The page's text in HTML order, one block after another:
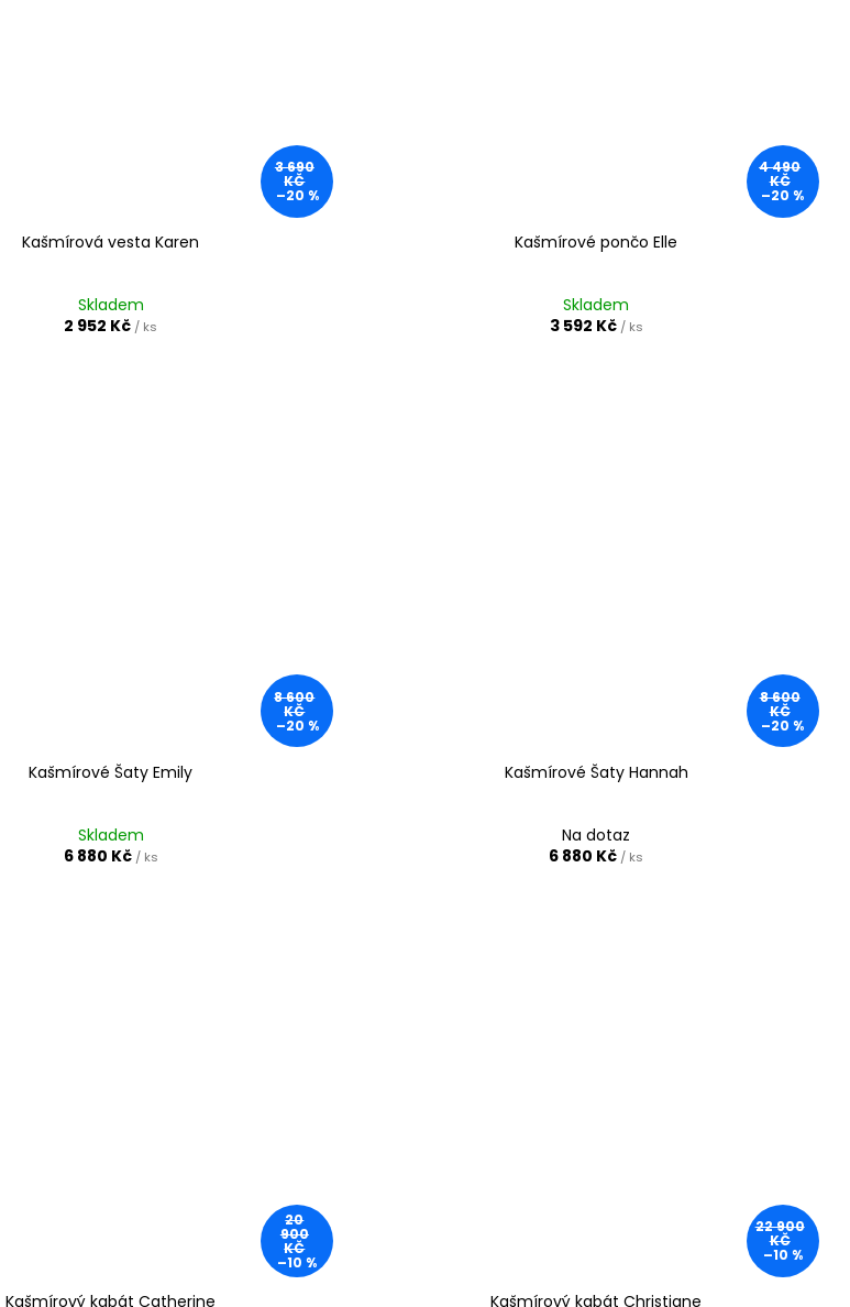
3 690
KČ
–20 %
Kašmírová vesta Karen
Skladem
2 952 Kč / ks
4 490
KČ
–20 %
Kašmírové pončo Elle
Skladem
3 592 Kč / ks
8 600
KČ
–20 %
Kašmírové Šaty Emily
Skladem
6 880 Kč / ks
8 600
KČ
–20 %
Kašmírové Šaty Hannah
Na dotaz
6 880 Kč / ks
20
900
KČ
–10 %
Kašmírový kabát Catherine
22 900
KČ
–10 %
Kašmírový kabát Christiane